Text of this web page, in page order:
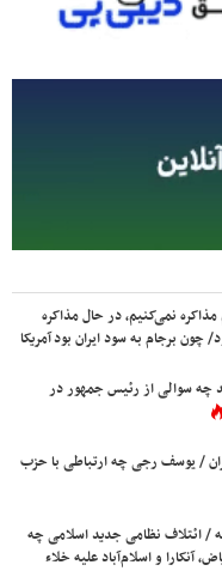
نمی‌کنیم، در حال مذاکره
چون برجام به سود ایران بود آمریکا
چه سوالی از رئیس جمهور در
/ یوسف رجی چه ارتباطی با حزب
/ ائتلاف نظامی جدید اسلامی چه
آنکارا و اسلام‌آباد علیه خلاء